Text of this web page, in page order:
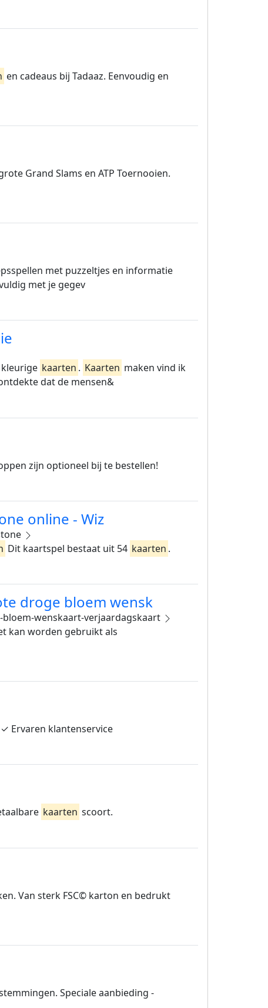
en cadeaus bij Tadaaz. Eenvoudig en
Grand Slams en ATP Toernooien.
met puzzeltjes en informatie
met je gegev
kaarten . Kaarten maken vind ik
dat de mensen&
zijn optioneel bij te bestellen!
online - Wiz
Dit kaartspel bestaat uit 54 kaarten .
droge bloem wensk
wenskaart-verjaardagskaart
kan worden gebruikt als
Ervaren klantenservice
kaarten scoort.
Van sterk FSC© karton en bedrukt
Speciale aanbieding -